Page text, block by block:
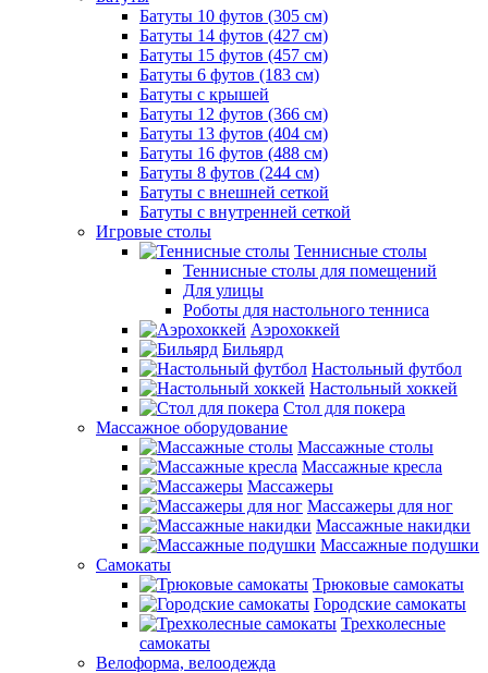
Батуты 10 футов (305 см)
Батуты 14 футов (427 см)
Батуты 15 футов (457 см)
Батуты 6 футов (183 см)
Батуты с крышей
Батуты 12 футов (366 см)
Батуты 13 футов (404 см)
Батуты 16 футов (488 см)
Батуты 8 футов (244 см)
Батуты с внешней сеткой
Батуты с внутренней сеткой
Игровые столы
Теннисные столы
Теннисные столы для помещений
Для улицы
Роботы для настольного тенниса
Аэрохоккей
Бильярд
Настольный футбол
Настольный хоккей
Стол для покера
Массажное оборудование
Массажные столы
Массажные кресла
Массажеры
Массажеры для ног
Массажные накидки
Массажные подушки
Самокаты
Трюковые самокаты
Городские самокаты
Трехколесные
самокаты
Велоформа, велоодежда